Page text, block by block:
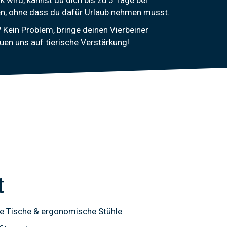
ohne dass du dafür Urlaub nehmen musst.
Kein Problem, bringe deinen Vierbeiner
uns auf tierische Verstärkung!
Tische & ergonomische Stühle